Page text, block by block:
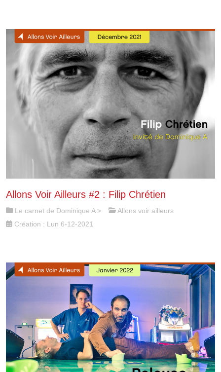
Allons Voir Ailleurs #2 : Filip Chrétien
Le carnet de Dominique A>
Allons voir ailleurs
Création : Lun 6-12-2021